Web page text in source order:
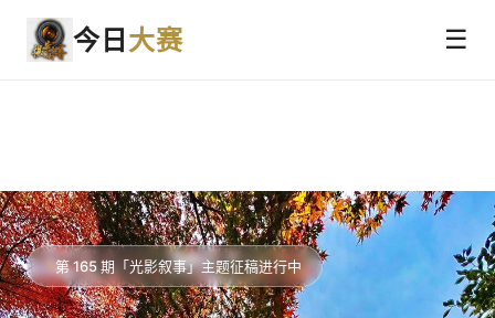
今日大赛 ☰
第 165 期「光影叙事」主题征稿进行中